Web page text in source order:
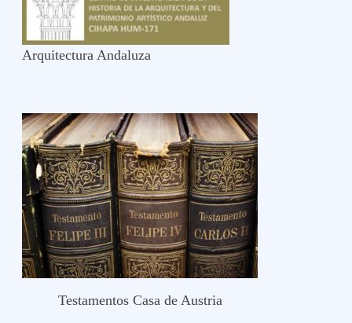
Arquitectura Andaluza
Testamentos Casa de Austria